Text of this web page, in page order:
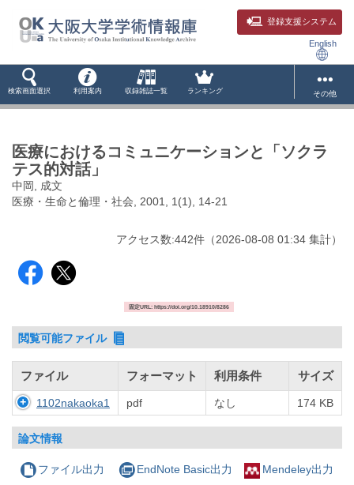
登録支援システム
English
検索画面選択 利用案内 収録雑誌一覧 ランキング その他
医療におけるコミュニケーションと「ソクラ
テス的対話」
中岡, 成文
医療・生命と倫理・社会, 2001, 1(1), 14-21
アクセス数:442件 （2026-08-08 01:34 集計）
固定URL: https://doi.org/10.18910/8286
閲覧可能ファイル
ファイル フォーマット 利用条件 サイズ
1102nakaoka1 pdf なし 174 KB
論文情報
ファイル出力 EndNote Basic出力 Mendeley出力